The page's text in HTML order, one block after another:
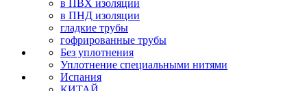
в ПВХ изоляции
в ПНД изоляции
гладкие трубы
гофрированные трубы
Без уплотнения
Уплотнение специальными нитями
Испания